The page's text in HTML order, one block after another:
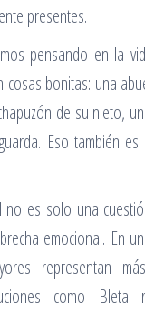
presentes.
pensando en la
cosas bonitas: una
de su nieto,
Eso también
no es solo una
emocional. En
representan
como Bleta